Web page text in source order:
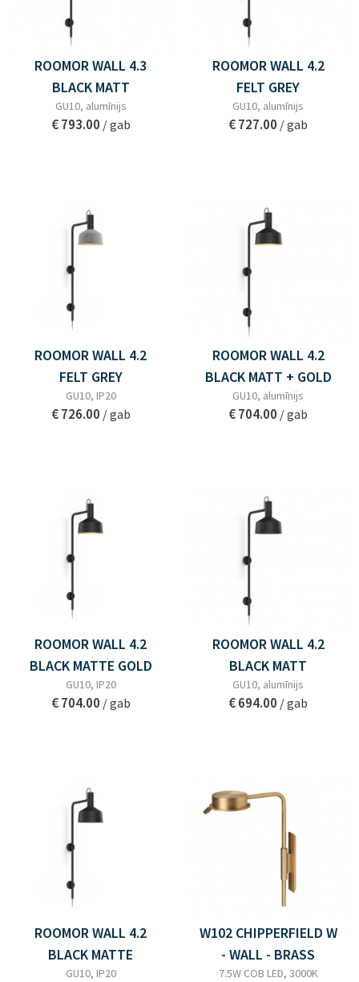
ROOMOR WALL 4.3
BLACK MATT
GU10, alumīnijs
€ 793.00 / gab
ROOMOR WALL 4.2
FELT GREY
GU10, alumīnijs
€ 727.00 / gab
ROOMOR WALL 4.2
FELT GREY
GU10, IP20
€ 726.00 / gab
ROOMOR WALL 4.2
BLACK MATT + GOLD
GU10, alumīnijs
€ 704.00 / gab
ROOMOR WALL 4.2
BLACK MATTE GOLD
GU10, IP20
€ 704.00 / gab
ROOMOR WALL 4.2
BLACK MATT
GU10, alumīnijs
€ 694.00 / gab
ROOMOR WALL 4.2
BLACK MATTE
GU10, IP20
W102 CHIPPERFIELD W
- WALL - BRASS
7.5W COB LED, 3000K